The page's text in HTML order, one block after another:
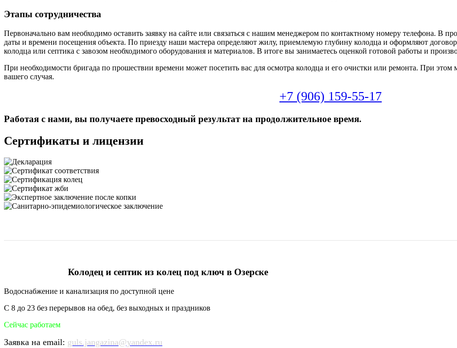
Этапы сотрудничества
Первоначально вам необходимо оставить заявку на сайте или связаться с нашим менеджером по контактному номеру телефона. В
даты и времени посещения объекта. По приезду наши мастера определяют жилу, приемлемую глубину колодца и оформляют
колодца или септика с завозом необходимого оборудования и материалов. В итоге вы занимаетесь оценкой готовой работы и
При необходимости бригада по прошествии времени может посетить вас для осмотра колодца и его очистки или ремонта. При
вашего случая.
+7 (906) 159-55-17
Работая с нами, вы получаете превосходный результат на продолжительное время.
Сертификаты и лицензии
Колодец и септик из колец под ключ в Озерске
Водоснабжение и канализация по доступной цене
С 8 до 23 без перерывов на обед, без выходных и праздников
Сейчас работаем
Заявка на email: guls.jangazina@yandex.ru